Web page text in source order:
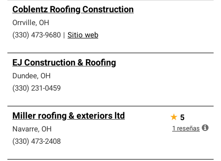
parte de una red exclusiva de profesionales de techos
que cumplen con altos estándares y requisitos estrictos
de profesionalismo y confiabilidad.
Coblentz Roofing Construction
Orrville, OH
(330) 473-9680
Sitio web
EJ Construction & Roofing
Dundee, OH
(330) 231-0459
Miller roofing & exteriors ltd
Navarre, OH
(330) 473-2408
★ 5
1 reseñas